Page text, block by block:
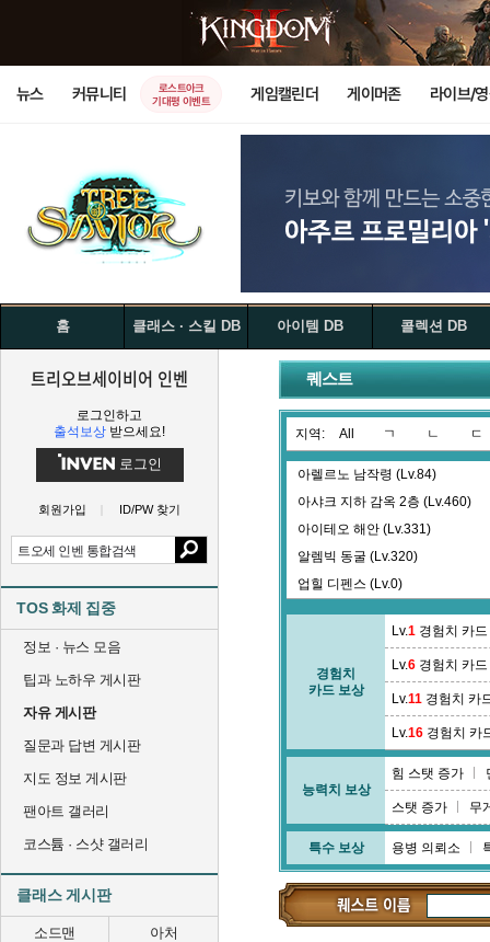
뉴스 커뮤니티
로스트아크
기대평 이벤트
게임캘린더 게이머존 라이브/
홈 클래스 · 스킬 DB 아이템 DB 콜렉션 DB
트리오브세이비어 인벤
로그인하고
출석보상 받으세요!
로그인
회원가입 ID/PW 찾기
TOS 화제 집중
정보 · 뉴스 모음
팁과 노하우 게시판
자유 게시판
질문과 답변 게시판
지도 정보 게시판
팬아트 갤러리
코스튬 · 스샷 갤러리
클래스 게시판
소드맨
아처
퀘스트
지역: All ㄱ ㄴ ㄷ
아렐르노 남작령 (Lv.84)
아샤크 지하 감옥 2층 (Lv.460)
아이테오 해안 (Lv.331)
알렘빅 동굴 (Lv.320)
업힐 디펜스 (Lv.0)
에페로타오 해안 (Lv.335)
여신상 수호 (Lv.0)
오르샤 (Lv.0)
왕릉 2층 (Lv.84)
왕릉 5층 (Lv.93)
왕릉 미션 (Lv.0)
외성벽 제 11구역 (Lv.391)
외성벽 제 15구역 (Lv.404)
요나엘 기념구 (Lv.295)
은둔자의 통로 (Lv.0)
이브레 고원 (Lv.238)
이졸라챠 고원 (Lv.351)
경험치
카드 보상
Lv.1 경험치 카드
Lv.6 경험치 카드
Lv.11 경험치 카
Lv.16 경험치 카
능력치 보상
힘 스탯 증가
스탯 증가 무
특수 보상 용병 의뢰소